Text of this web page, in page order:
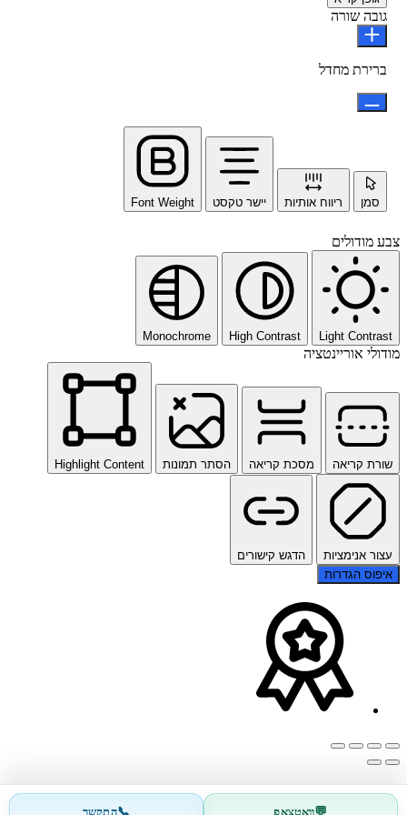
💬וואטצאפ 📞התקשר
גובה שורה
ברירת מחדל
סמן ריווח אותיות יישר טקסט Font Weight
צבע מודולים
Light Contrast
High Contrast
Monochrome
מודולי אוריינטציה
שורת קריאה מסכת קריאה הסתר תמונות Highlight Content
עצור אנימציות
הדגש קישורים
איפוס הגדרות